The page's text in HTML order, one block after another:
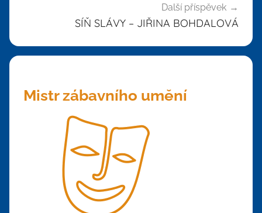
Další příspěvek
SÍŇ SLÁVY – JIŘINA BOHDALOVÁ
Mistr zábavního umění